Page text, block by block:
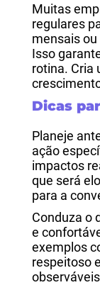
Muitas
regulares
mensais
Isso
rotina. Cria
Dicas
Planeje
ação
impactos
que será
para a
Conduza o
e
exemplos
respeitoso